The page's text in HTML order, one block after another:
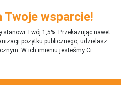
Twoje wsparcie!
stanowi Twój 1,5%. Przekazując nawet
pożytku publicznego, udzielasz
W ich imieniu jesteśmy Ci